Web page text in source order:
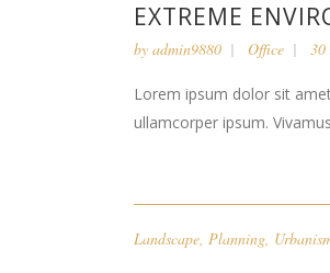
EXTREME
by admin9880 Office 30
Lorem ipsum dolor sit
ullamcorper ipsum.
Landscape, Planning,